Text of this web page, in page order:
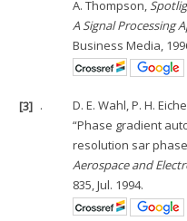
A. Thompson,
A Signal Processing
Business Media,
[3] .
D. E. Wahl, P. H.
“Phase gradient
resolution sar
Aerospace and
835, Jul. 1994.